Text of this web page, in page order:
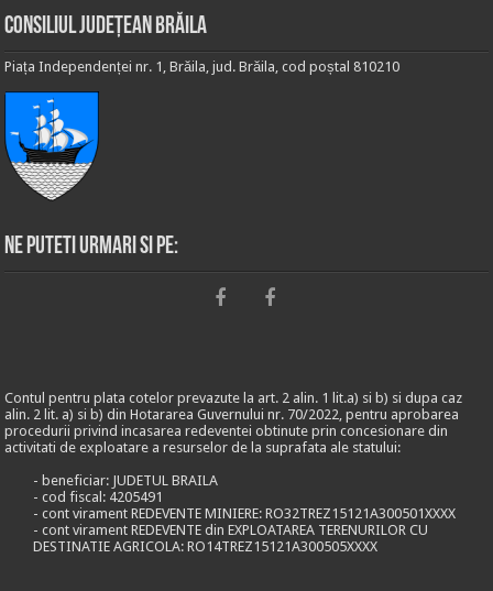
Consiliul Județean Brăila
Piața Independenței nr. 1, Brăila, jud. Brăila, cod poștal 810210
Ne puteti urmari si pe:
Contul pentru plata cotelor prevazute la art. 2 alin. 1 lit.a) si b) si dupa caz
alin. 2 lit. a) si b) din Hotararea Guvernului nr. 70/2022, pentru aprobarea
procedurii privind incasarea redeventei obtinute prin concesionare din
activitati de exploatare a resurselor de la suprafata ale statului:
- beneficiar: JUDETUL BRAILA
- cod fiscal: 4205491
- cont virament REDEVENTE MINIERE: RO32TREZ15121A300501XXXX
- cont virament REDEVENTE din EXPLOATAREA TERENURILOR CU
DESTINATIE AGRICOLA: RO14TREZ15121A300505XXXX